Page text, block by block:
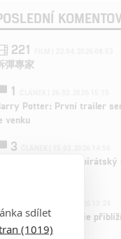
221
彈專家
1
Potter: První trailer
venku
3
One Piece: Oblíbený
dramatická série
teroristy
sdílet
(1019)